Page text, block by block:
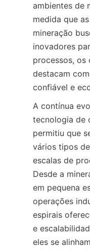
ambientes de
medida que
mineração
inovadores
processos, os
destacam
confiável e
A contínua
tecnologia de
permitiu que
vários tipos
escalas de
Desde a
em pequena
operações
espirais
e
eles se